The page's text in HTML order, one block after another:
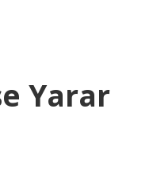
Yarar